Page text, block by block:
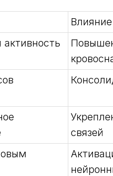
активность
связей